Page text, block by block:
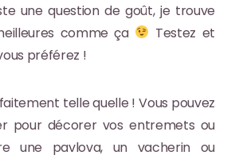
une question de goût, je trouve
comme ça
Testez et
préférez !
telle quelle ! Vous pouvez
pour décorer vos entremets ou
une pavlova, un vacherin ou